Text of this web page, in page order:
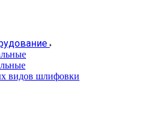
видов шлифовки